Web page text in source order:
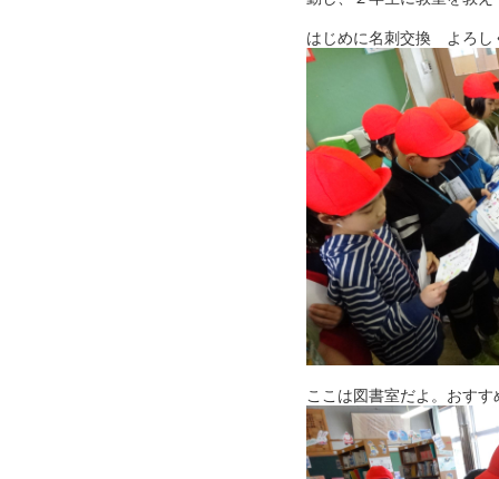
はじめに名刺交換 よろし
ここは図書室だよ。おす